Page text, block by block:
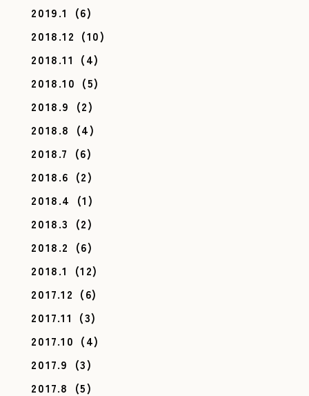
2019.1
(6)
2018.12 (10)
2018.11 (4)
2018.10 (5)
2018.9 (2)
2018.8 (4)
2018.7 (6)
2018.6 (2)
2018.4 (1)
2018.3 (2)
2018.2 (6)
2018.1
(12)
2017.12 (6)
2017.11 (3)
2017.10 (4)
2017.9 (3)
2017.8 (5)